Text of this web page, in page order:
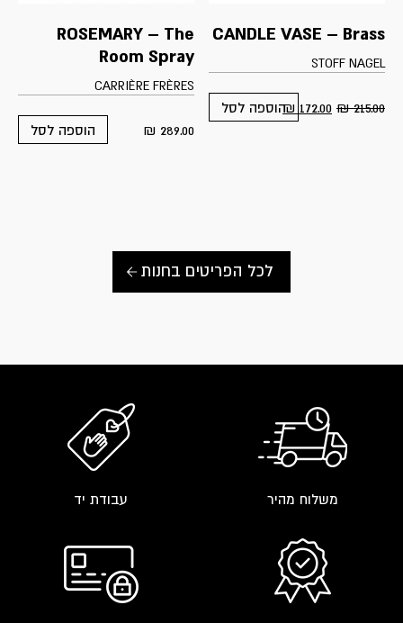
CANDLE VASE – Brass
STOFF NAGEL
215.00
₪
172.00
₪הוספה לסל
ROSEMARY – The
Room Spray
CARRIÈRE FRÈRES
289.00
₪ הוספה לסל
לכל הפריטים בחנות
משלוח מהיר עבודת יד